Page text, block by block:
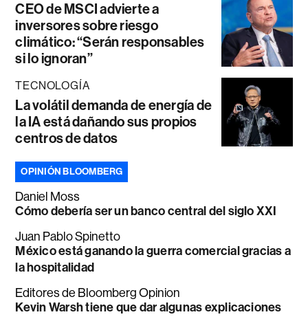
CEO de MSCI advierte a
inversores sobre riesgo
climático: “Serán responsables
si lo ignoran”
TECNOLOGÍA
La volátil demanda de energía de
la IA está dañando sus propios
centros de datos
OPINIÓN BLOOMBERG
Daniel Moss
Cómo debería ser un banco central del siglo XXI
Juan Pablo Spinetto
México está ganando la guerra comercial gracias a
la hospitalidad
Editores de Bloomberg Opinion
Kevin Warsh tiene que dar algunas explicaciones